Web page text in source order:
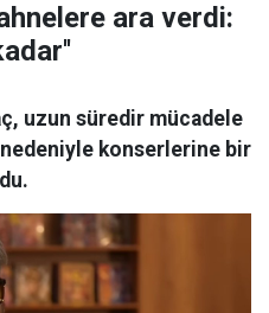
ara verdi:
uzun süredir mücadele
konserlerine bir